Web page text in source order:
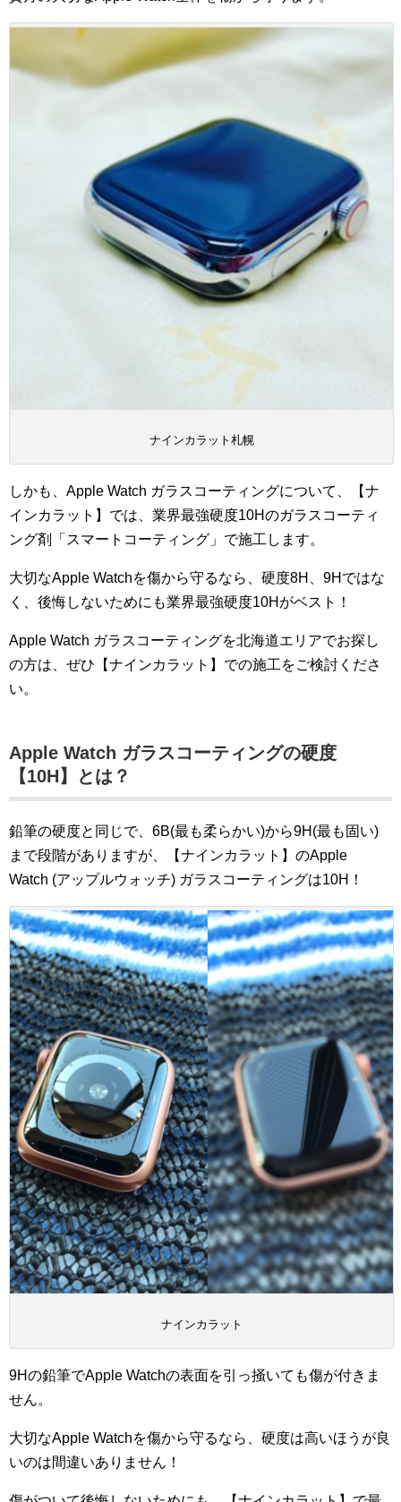
ナインカラット札幌
しかも、Apple Watch ガラスコーティングについて、【ナ
インカラット】では、業界最強硬度10Hのガラスコーティ
ング剤「スマートコーティング」で施工します。
大切なApple Watchを傷から守るなら、硬度8H、9Hではな
く、後悔しないためにも業界最強硬度10Hがベスト！
Apple Watch ガラスコーティングを北海道エリアでお探し
の方は、ぜひ【ナインカラット】での施工をご検討くださ
い。
Apple Watch ガラスコーティングの硬度
【10H】とは？
鉛筆の硬度と同じで、6B(最も柔らかい)から9H(最も固い)
まで段階がありますが、【ナインカラット】のApple
Watch (アップルウォッチ) ガラスコーティングは10H！
ナインカラット
9Hの鉛筆でApple Watchの表面を引っ掻いても傷が付きま
せん。
大切なApple Watchを傷から守るなら、硬度は高いほうが良
いのは間違いありません！